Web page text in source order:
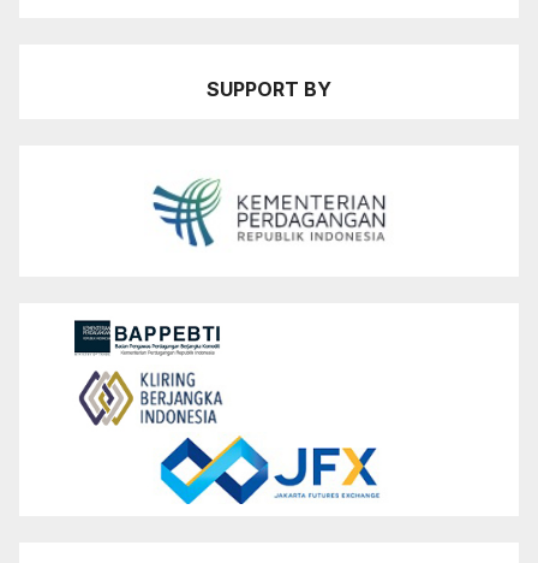
SUPPORT BY